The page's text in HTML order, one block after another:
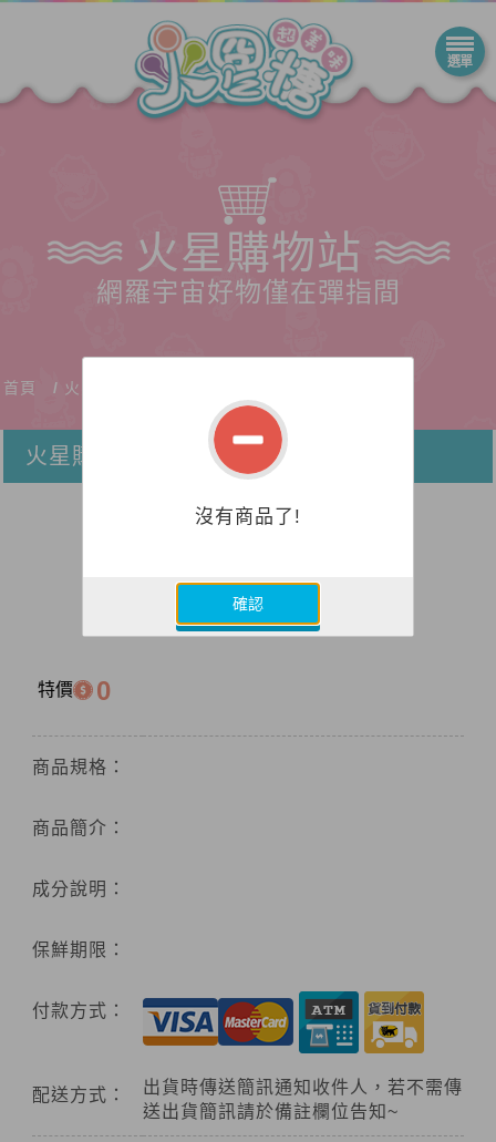
火星購物站
網羅宇宙好物僅在彈指間
首頁 火星購物站
火星購物站
特價 0
商品規格：
商品簡介：
成分說明：
保鮮期限：
付款方式：
配送方式：
出貨時傳送簡訊通知收件人，若不需傳
送出貨簡訊請於備註欄位告知~
沒有商品了!
確認